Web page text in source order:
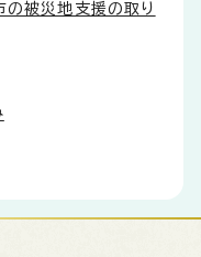
被災地支援の取り